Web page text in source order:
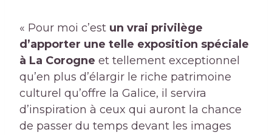
« Pour moi c’est un vrai privilège
d’apporter une telle exposition spéciale
à La Corogne et tellement exceptionnel
qu’en plus d’élargir le riche patrimoine
culturel qu’offre la Galice, il servira
d’inspiration à ceux qui auront la chance
de passer du temps devant les images